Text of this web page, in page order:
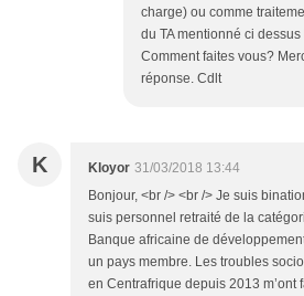
charge) ou comme
du TA mentionné ci
Comment faites vous?
réponse. Cdlt
K Kloyor 31/03/2018 13:44
Bonjour, <br /> <br /> Je suis
suis personnel retraité de la
Banque africaine de
un pays membre. Les troubles
en Centrafrique depuis 2013 m’ont